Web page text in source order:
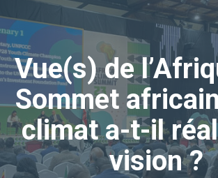
Vue(s) de
Sommet
climat a-t-il
vision ?